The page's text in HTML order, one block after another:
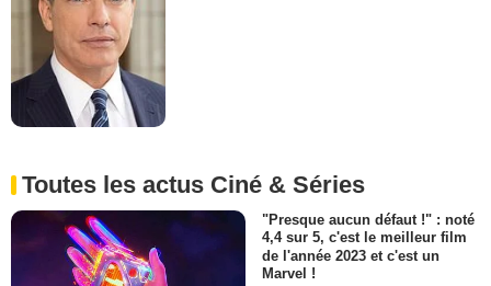
Toutes les actus Ciné & Séries
"Presque aucun défaut !" : noté
4,4 sur 5, c'est le meilleur film
de l'année 2023 et c'est un
Marvel !